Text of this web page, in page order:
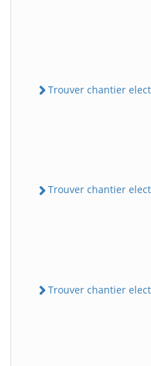
Trouver chantier
Trouver chantier
Trouver chantier